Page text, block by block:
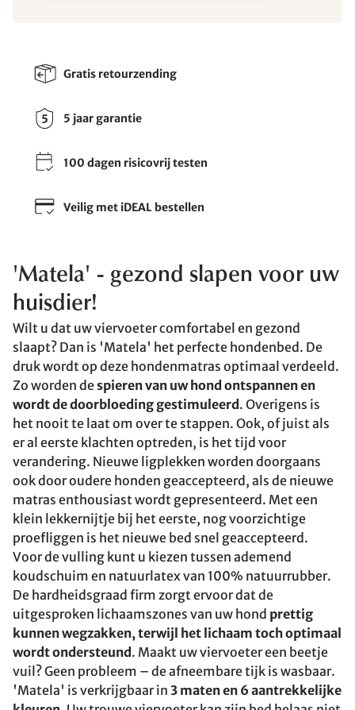
Gratis retourzending
5 jaar garantie
100 dagen risicovrij testen
Veilig met iDEAL bestellen
'Matela' - gezond slapen voor uw
huisdier!
Wilt u dat uw viervoeter comfortabel en gezond
slaapt? Dan is 'Matela' het perfecte hondenbed. De
druk wordt op deze hondenmatras optimaal verdeeld.
Zo worden despieren van uw hond ontspannen en
wordt de doorbloeding gestimuleerd . Overigens is
het nooit te laat om over te stappen. Ook, of juist als
er al eerste klachten optreden, is het tijd voor
verandering. Nieuwe ligplekken worden doorgaans
ook door oudere honden geaccepteerd, als de nieuwe
matras enthousiast wordt gepresenteerd. Met een
klein lekkernijtje bij het eerste, nog voorzichtige
proefliggen is het nieuwe bed snel geaccepteerd.
Voor de vulling kunt u kiezen tussen ademend
koudschuim en natuurlatex van 100% natuurrubber.
De hardheidsgraad firm zorgt ervoor dat de
uitgesproken lichaamszones van uw hond prettig
kunnen wegzakken, terwijl het lichaam toch optimaal
wordt ondersteund . Maakt uw viervoeter een beetje
vuil? Geen probleem – de afneembare tijk is wasbaar.
'Matela' is verkrijgbaar in 3 maten en 6 aantrekkelijke